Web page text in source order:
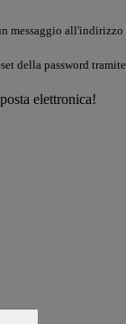
messaggio
della password
elettronica!